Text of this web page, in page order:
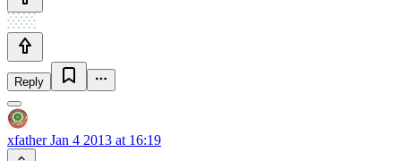
Reply
xfatherJan 4 2013 at 16:19